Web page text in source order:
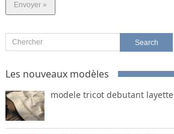
Les nouveaux modèles
modele tricot debutant layette